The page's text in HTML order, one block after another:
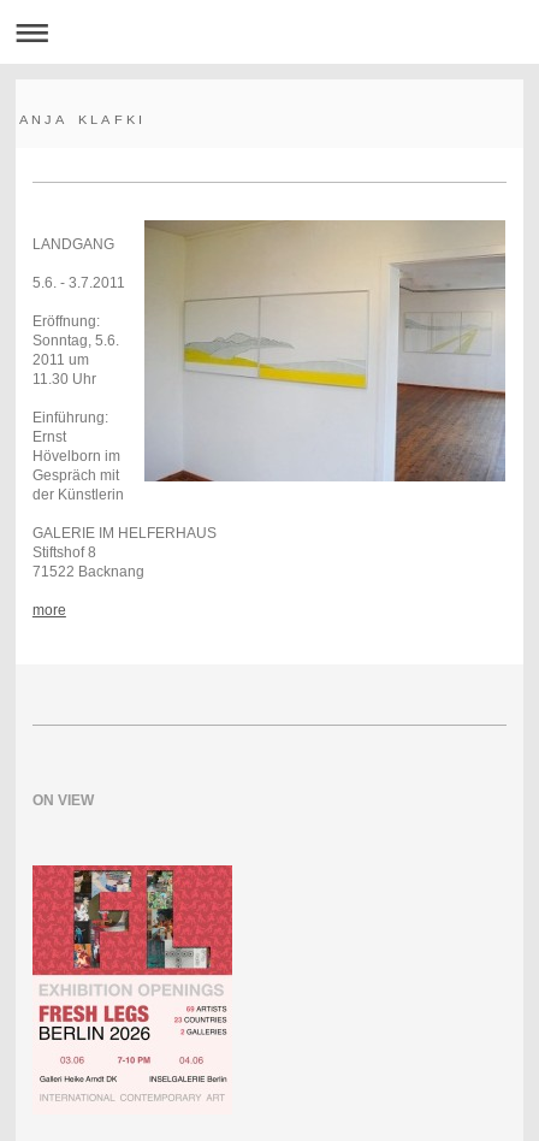
A N J A K L A F K I
LANDGANG
5.6. - 3.7.2011
Eröffnung:
Sonntag, 5.6.
2011 um
11.30 Uhr
Einführung:
Ernst
Hövelborn im
Gespräch mit
der Künstlerin
GALERIE IM HELFERHAUS
Stiftshof 8
71522 Backnang
more
ON VIEW